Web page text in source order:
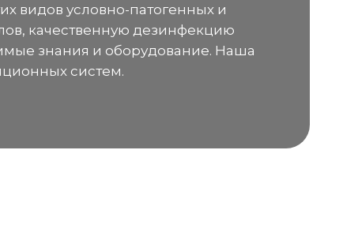
видов условно-патогенных и
качественную дезинфекцию
знания и оборудование. Наша
систем.